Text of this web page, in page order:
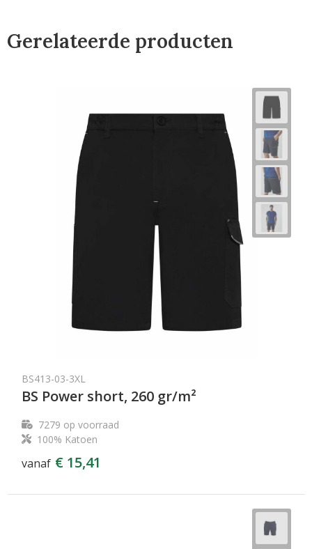
Gerelateerde producten
BS413-03-3XL
BS Power short, 260 gr/m²
7279 op voorraad
100% Katoen
vanaf € 15,41